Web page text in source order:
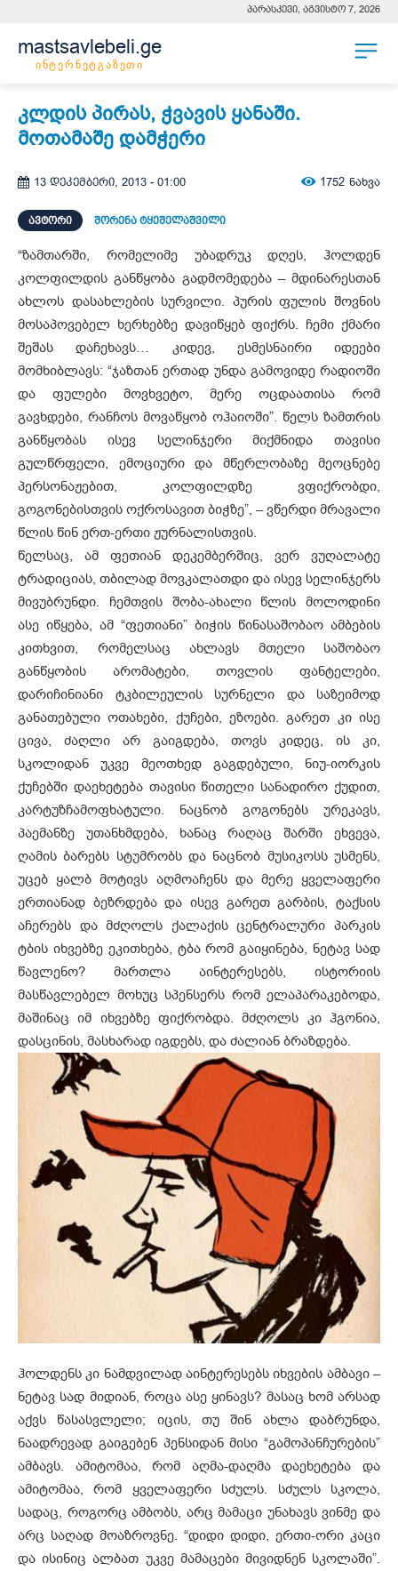
პარასკევი, აგვისტო 7, 2026
mastsavlebeli.ge
ინტერნეტგაზეთი
კლდის პირას, ჭვავის ყანაში.
მოთამაშე დამჭერი
13 დეკემბერი, 2013 - 01:00 1752 ნახვა
ᲐᲕᲢᲝᲠᲘ შორენა ტყეშელაშვილი
“ზამთარში, რომელიმე უბადრუკ დღეს, ჰოლდენ
კოლფილდის განწყობა გადმომედება – მდინარესთან
ახლოს დასახლების სურვილი. პურის ფულის შოვნის
მოსაპოვებელ ხერხებზე დავიწყებ ფიქრს. ჩემი ქმარი
შეშას დაჩეხავს… კიდევ, ესმესნაირი იდეები
მომხიბლავს: “ჯაზთან ერთად უნდა გამოვიდე რადიოში
და ფულები მოვხვეტო, მერე ოცდაათისა რომ
გავხდები, რანჩოს მოვაწყობ ოჰაიოში”. წელს ზამთრის
განწყობას ისევ სელინჯერი მიქმნიდა თავისი
გულწრფელი, ემოციური და მწერლობაზე მეოცნებე
პერსონაჟებით, კოლფილდზე ვფიქრობდი,
გოგონებისთვის ოქროსავით ბიჭზე”, – ვწერდი მრავალი
წლის წინ ერთ-ერთი ჟურნალისთვის.
წელსაც, ამ ფეთიან დეკემბერშიც, ვერ ვუღალატე
ტრადიციას, თბილად მოვკალათდი და ისევ სელინჯერს
მივუბრუნდი. ჩემთვის შობა-ახალი წლის მოლოდინი
ასე იწყება, ამ “ფეთიანი” ბიჭის წინასაშობაო ამბების
კითხვით, რომელსაც ახლავს მთელი საშობაო
განწყობის არომატები, თოვლის ფანტელები,
დარიჩინიანი ტკბილეულის სურნელი და საზეიმოდ
განათებული ოთახები, ქუჩები, ეზოები. გარეთ კი ისე
ცივა, ძაღლი არ გაიგდება, თოვს კიდეც, ის კი,
სკოლიდან უკვე მეოთხედ გაგდებული, ნიუ-იორკის
ქუჩებში დაეხეტება თავისი წითელი სანადირო ქუდით,
კარტუზჩამოფხატული. ნაცნობ გოგონებს ურეკავს,
პაემანზე უთანხმდება, ხანაც რაღაც შარში ეხვევა,
ღამის ბარებს სტუმრობს და ნაცნობ მუსიკოსს უსმენს,
უცებ ყალბ მოტივს აღმოაჩენს და მერე ყველაფერი
ერთიანად ბეზრდება და ისევ გარეთ გარბის, ტაქსის
აჩერებს და მძღოლს ქალაქის ცენტრალური პარკის
ტბის იხვებზე ეკითხება, ტბა რომ გაიყინება, ნეტავ სად
წავლენო? მართლა აინტერესებს, ისტორიის
მასწავლებელ მოხუც სპენსერს რომ ელაპარაკებოდა,
მაშინაც იმ იხვებზე ფიქრობდა. მძღოლს კი ჰგონია,
დასცინის, მასხარად იგდებს, და ძალიან ბრაზდება.
ჰოლდენს კი ნამდვილად აინტერესებს იხვების ამბავი –
ნეტავ სად მიდიან, როცა ასე ყინავს? მასაც ხომ არსად
აქვს წასასვლელი; იცის, თუ შინ ახლა დაბრუნდა,
ნაადრევად გაიგებენ პენსიდან მისი “გამოპანჩურების”
ამბავს. ამიტომაა, რომ აღმა-დაღმა დაეხეტება და
ამიტომაა, რომ ყველაფერი სძულს. სძულს სკოლა,
სადაც, როგორც ამბობს, არც მამაცი უნახავს ვინმე და
არც საღად მოაზროვნე. “დიდი დიდი, ერთი-ორი კაცი
და ისინიც ალბათ უკვე მამაცები მივიდნენ სკოლაში”.